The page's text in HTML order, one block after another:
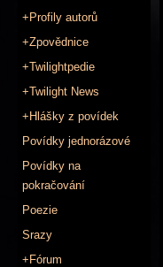
+Profily autorů
+Zpovědnice
+Twilightpedie
+Twilight News
+Hlášky z povídek
Povídky jednorázové
Povídky na
pokračování
Poezie
Srazy
+Fórum